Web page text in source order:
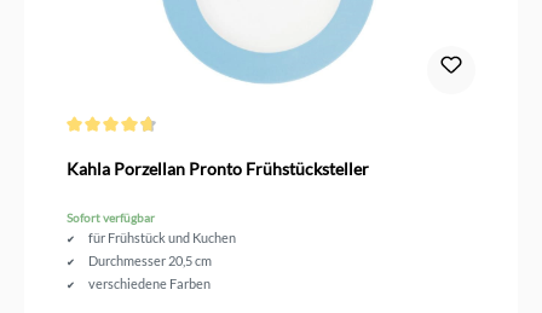
Kahla Porzellan Pronto Frühstücksteller
Sofort verfügbar
für Frühstück und Kuchen
Durchmesser 20,5 cm
verschiedene Farben